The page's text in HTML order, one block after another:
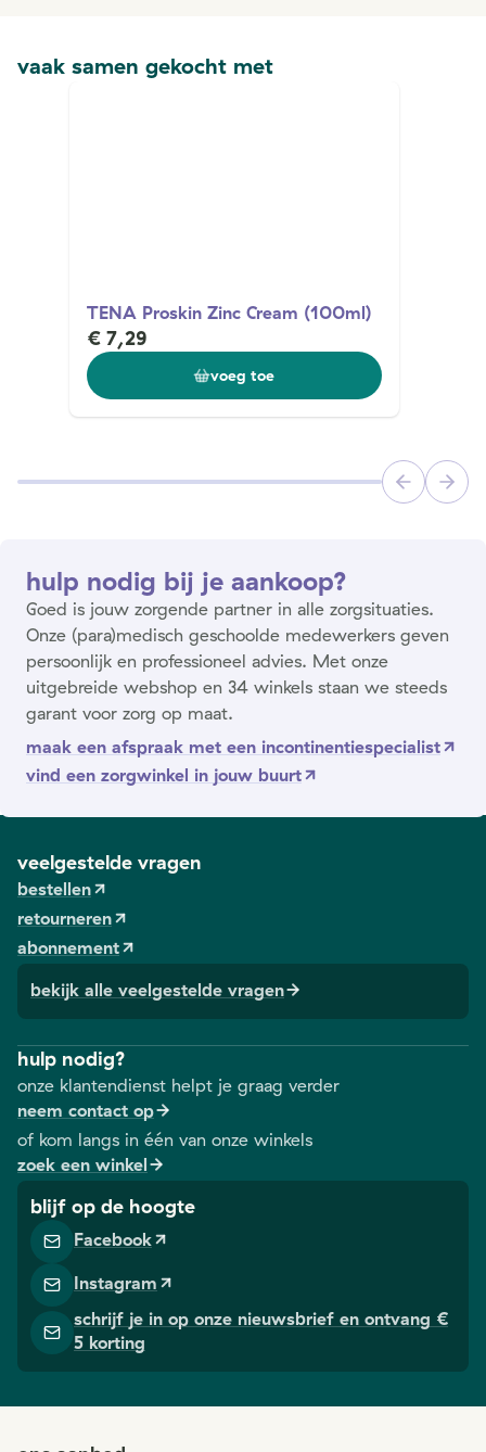
vaak samen gekocht met
TENA Proskin Zinc Cream (100ml)
€ 7,29
voeg toe
hulp nodig bij je aankoop?
Goed is jouw zorgende partner in alle zorgsituaties.
Onze (para)medisch geschoolde medewerkers geven
persoonlijk en professioneel advies. Met onze
uitgebreide webshop en 34 winkels staan we steeds
garant voor zorg op maat.
maak een afspraak met een incontinentiespecialist
vind een zorgwinkel in jouw buurt
veelgestelde vragen
bestellen
retourneren
abonnement
bekijk alle veelgestelde vragen
hulp nodig?
onze klantendienst helpt je graag verder
neem contact op
of kom langs in één van onze winkels
zoek een winkel
blijf op de hoogte
Facebook
Instagram
schrijf je in op onze nieuwsbrief en ontvang €
5 korting